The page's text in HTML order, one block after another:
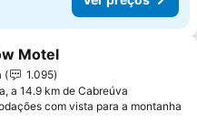
aos favoritos
Motel
1.095
a 14.9 km de Cabreúva
com vista para a montanha